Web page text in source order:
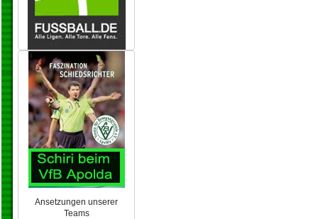
Ansetzungen unserer
Teams